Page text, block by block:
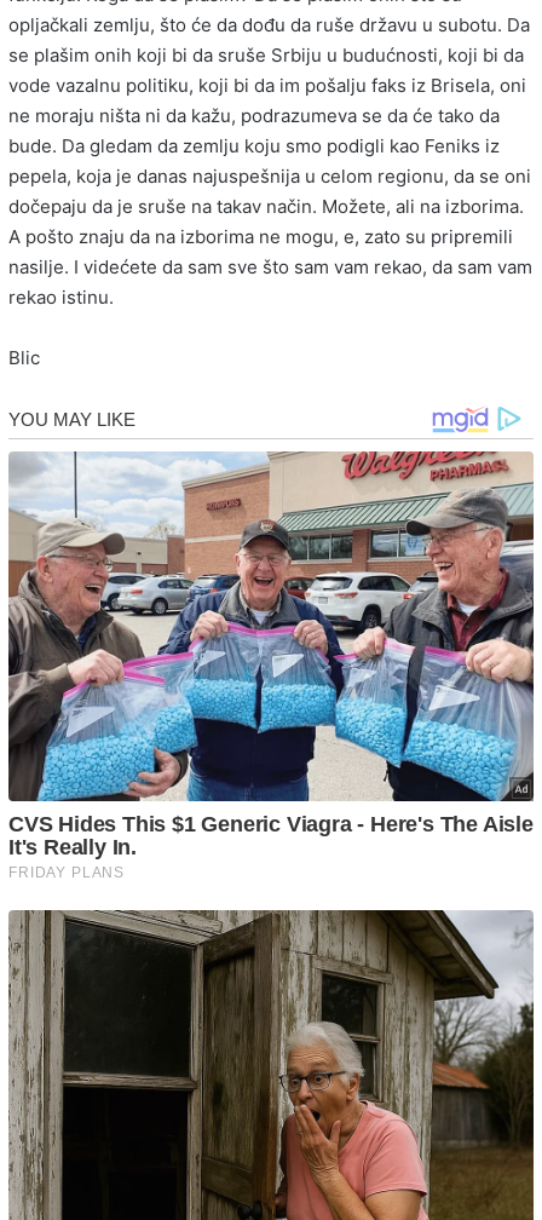
opljačkali zemlju, što će da dođu da ruše državu u subotu. Da
se plašim onih koji bi da sruše Srbiju u budućnosti, koji bi da
vode vazalnu politiku, koji bi da im pošalju faks iz Brisela, oni
ne moraju ništa ni da kažu, podrazumeva se da će tako da
bude. Da gledam da zemlju koju smo podigli kao Feniks iz
pepela, koja je danas najuspešnija u celom regionu, da se oni
dočepaju da je sruše na takav način. Možete, ali na izborima.
A pošto znaju da na izborima ne mogu, e, zato su pripremili
nasilje. I videćete da sam sve što sam vam rekao, da sam vam
rekao istinu.
Blic